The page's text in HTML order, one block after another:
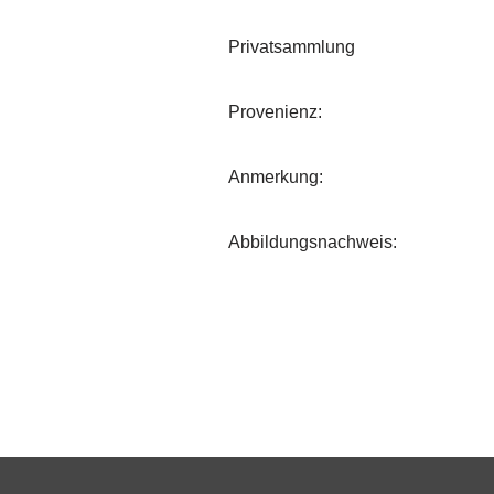
Privatsammlung
Provenienz:
Anmerkung:
Abbildungsnachweis: